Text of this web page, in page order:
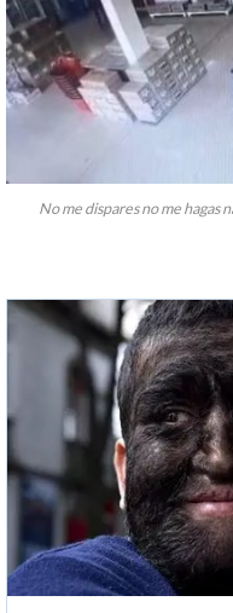
No me dispares no me hagas